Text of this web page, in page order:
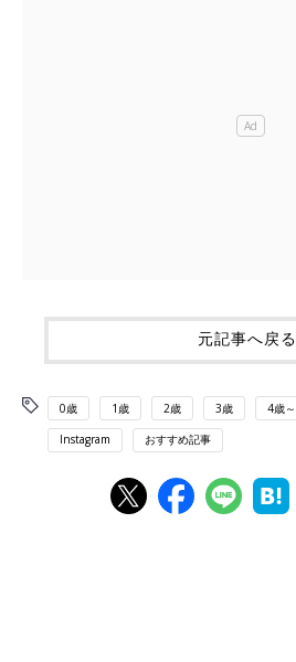
元記事へ戻る
0歳 1歳 2歳 3歳 4歳～
Instagram おすすめ記事